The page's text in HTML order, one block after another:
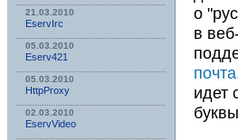
21.03.2010
EservIrc
05.03.2010
Eserv421
05.03.2010
HttpProxy
02.03.2010
EservVideo
о
в
идет